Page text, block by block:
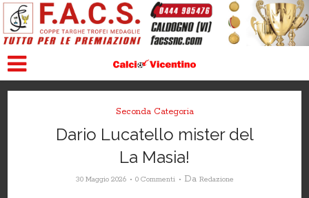
Seconda Categoria
Dario Lucatello mister del
La Masia!
30 Maggio 2026 0 Commenti Da Redazione